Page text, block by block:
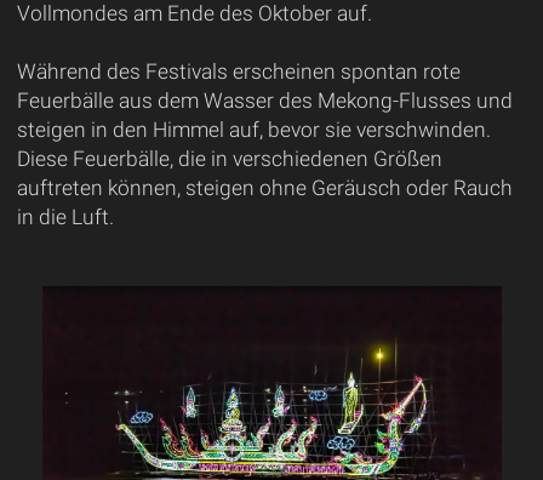
Vollmondes am Ende des Oktober auf.
Während des Festivals erscheinen spontan rote
Feuerbälle aus dem Wasser des Mekong-Flusses und
steigen in den Himmel auf, bevor sie verschwinden.
Diese Feuerbälle, die in verschiedenen Größen
auftreten können, steigen ohne Geräusch oder Rauch
in die Luft.